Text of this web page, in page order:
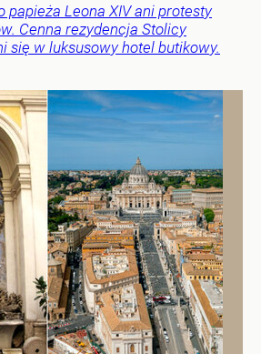
papieża Leona XIV ani protesty
Cenna rezydencja Stolicy
się w luksusowy hotel butikowy.